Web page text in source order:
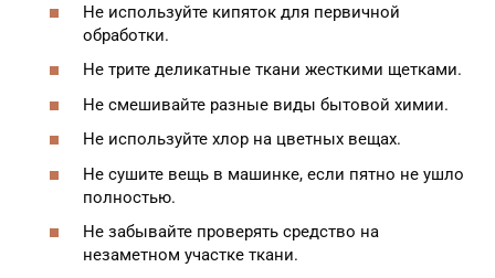
Не используйте кипяток для первичной
обработки.
Не трите деликатные ткани жесткими щетками.
Не смешивайте разные виды бытовой химии.
Не используйте хлор на цветных вещах.
Не сушите вещь в машинке, если пятно не ушло
полностью.
Не забывайте проверять средство на
незаметном участке ткани.